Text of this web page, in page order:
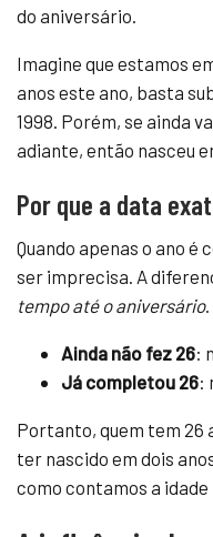
do aniversário.
Imagine que estamos
anos este ano, basta
1998. Porém, se ainda
adiante, então nasceu
Por que a data
Quando apenas o ano
ser imprecisa. A
tempo até o aniversário.
Ainda não fez 26:
Já completou 26:
Portanto, quem tem 26
ter nascido em dois
como contamos a